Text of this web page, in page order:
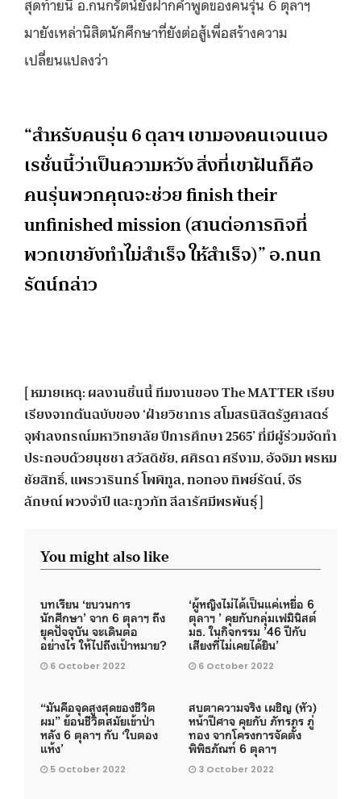
มายังเหล่านิสิตนักศึกษาที่ยังต่อสู้เพื่อสร้างความ
เปลี่ยนแปลงว่า
“สำหรับคนรุ่น 6 ตุลาฯ เขามองคนเจนเนอ
เรชั่นนี้ว่าเป็นความหวัง สิ่งที่เขาฝันก็คือ
คนรุ่นพวกคุณจะช่วย finish their
unfinished mission (สานต่อภารกิจที่
พวกเขายังทำไม่สำเร็จ ให้สำเร็จ)” อ.กนก
รัตน์กล่าว
[ หมายเหตุ: ผลงานชิ้นนี้ ทีมงานของ The MATTER เรียบ
เรียงจากต้นฉบับของ ‘ฝ่ายวิชาการ สโมสรนิสิตรัฐศาสตร์
จุฬาลงกรณ์มหาวิทยาลัย ปีการศึกษา 2565’ ที่มีผู้ร่วมจัดทำ
ประกอบด้วยนุชชา สวัสดิชัย, ศศิรดา ศรีงาม, อัจจิมา พรหม
ชัยสิทธิ์, แพรวารินทร์ โพพิทูล, ทอทอง ทิพย์รัตน์, จีร
ลักษณ์ พวงจำปี และภูวภัท ลีลารัศมีพรพันธุ์ ]
You might also like
บทเรียน ‘ขบวนการ
นักศึกษา’ จาก 6 ตุลาฯ ถึง
ยุคปัจจุบัน จะเดินต่อ
อย่างไร ให้ไปถึงเป้าหมาย?
6 October 2022
‘ผู้หญิงไม่ได้เป็นแค่เหยื่อ 6
ตุลาฯ ’ คุยกับกลุ่มเฟมินิสต์
มธ. ในกิจกรรม ’46 ปีกับ
เสียงที่ไม่เคยได้ยิน’
6 October 2022
“มันคือจุดสูงสุดของชีวิต
ผม” ย้อนชีวิตสมัยเข้าป่า
หลัง 6 ตุลาฯ กับ ‘ใบตอง
แห้ง’
5 October 2022
สบตาความจริง เผชิญ (หัว)
หน้าปีศาจ คุยกับ ภัทรภร ภู่
ทอง จากโครงการจัดตั้ง
พิพิธภัณฑ์ 6 ตุลาฯ
3 October 2022